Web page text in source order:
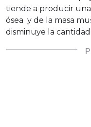
tiende a producir
ósea y de la masa
disminuye la